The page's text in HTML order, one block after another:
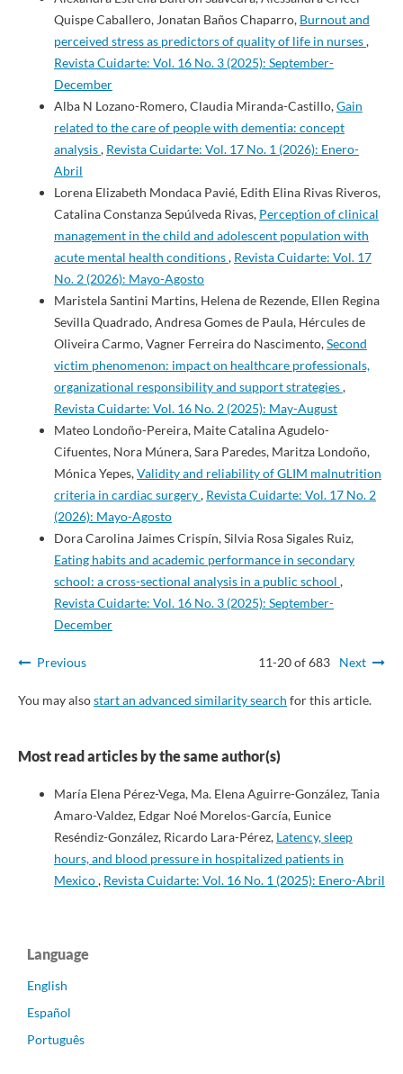
Quispe Caballero, Jonatan Baños Chaparro, Burnout and
perceived stress as predictors of quality of life in nurses,
Revista Cuidarte: Vol. 16 No. 3 (2025): September-
December
Alba N Lozano-Romero, Claudia Miranda-Castillo,Gain
related to the care of people with dementia: concept
analysis, Revista Cuidarte: Vol. 17 No. 1 (2026): Enero-
Abril
Lorena Elizabeth Mondaca Pavié, Edith Elina Rivas Riveros,
Catalina Constanza Sepúlveda Rivas, Perception of clinical
management in the child and adolescent population with
acute mental health conditions, Revista Cuidarte: Vol. 17
No. 2 (2026): Mayo-Agosto
Maristela Santini Martins, Helena de Rezende, Ellen Regina
Sevilla Quadrado, Andresa Gomes de Paula, Hércules de
Oliveira Carmo, Vagner Ferreira do Nascimento,Second
victim phenomenon: impact on healthcare professionals,
organizational responsibility and support strategies,
Revista Cuidarte: Vol. 16 No. 2 (2025): May-August
Mateo Londoño-Pereira, Maite Catalina Agudelo-
Cifuentes, Nora Múnera, Sara Paredes, Maritza Londoño,
Mónica Yepes,Validity and reliability of GLIM malnutrition
criteria in cardiac surgery, Revista Cuidarte: Vol. 17 No. 2
(2026): Mayo-Agosto
Dora Carolina Jaimes Crispín, Silvia Rosa Sigales Ruiz,
Eating habits and academic performance in secondary
school: a cross-sectional analysis in a public school ,
Revista Cuidarte: Vol. 16 No. 3 (2025): September-
December
Previous 11-20 of 683 Next
You may alsostart an advanced similarity search for this article.
Most read articles by the same author(s)
María Elena Pérez-Vega, Ma. Elena Aguirre-González, Tania
Amaro-Valdez, Edgar Noé Morelos-García, Eunice
Reséndiz-González, Ricardo Lara-Pérez, Latency, sleep
hours, and blood pressure in hospitalized patients in
Mexico, Revista Cuidarte: Vol. 16 No. 1 (2025): Enero-Abril
Language
English
Español
Português